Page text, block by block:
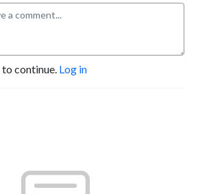
to continue. Log in